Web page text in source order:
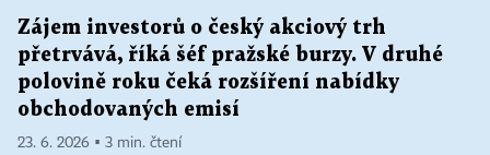
Zájem investorů o český akciový trh
přetrvává, říká šéf pražské burzy. V druhé
polovině roku čeká rozšíření nabídky
obchodovaných emisí
23. 6. 2026 ▪ 3 min. čtení